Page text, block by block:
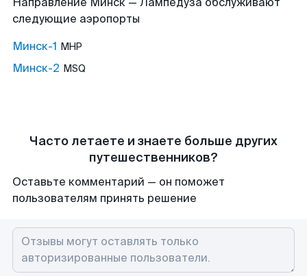
следующие аэропорты
Минск-1 MHP
Минск-2 MSQ
Часто летаете и знаете больше других
путешественников?
Оставьте комментарий — он поможет
пользователям принять решение